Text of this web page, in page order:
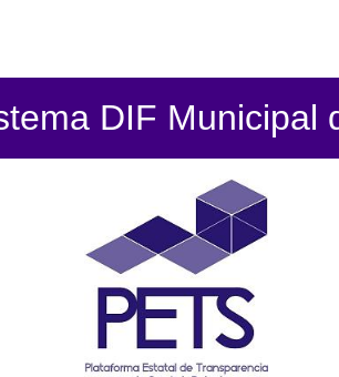
DIF Municipal